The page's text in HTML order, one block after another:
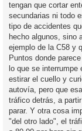
tengan que cortar
secundarias ni todo
tipo de accidentes
hecho algunos, sino
ejemplo de la C58 y
Puntos donde
lo que se
estirar el cuello y
autovía, pero que
tráfico detrás, a
parar. Y otra cosa
"del otro lado", el